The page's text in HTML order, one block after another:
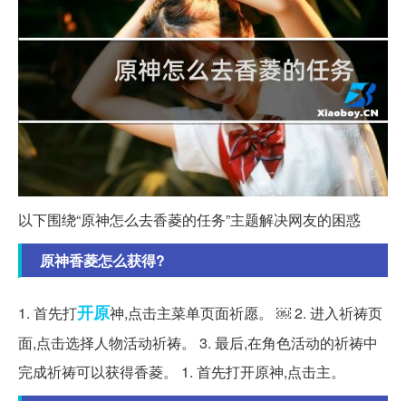
以下围绕“原神怎么去香菱的任务”主题解决网友的困惑
原神香菱怎么获得?
1. 首先打开原神,点击主菜单页面祈愿。 ￼ 2. 进入祈祷页
面,点击选择人物活动祈祷。 3. 最后,在角色活动的祈祷中
完成祈祷可以获得香菱。 1. 首先打开原神,点击主。